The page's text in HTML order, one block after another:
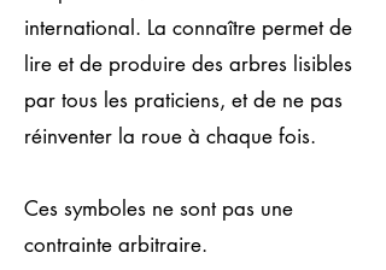
international. La connaître permet de
lire et de produire des arbres lisibles
par tous les praticiens, et de ne pas
réinventer la roue à chaque fois.
Ces symboles ne sont pas une
contrainte arbitraire.